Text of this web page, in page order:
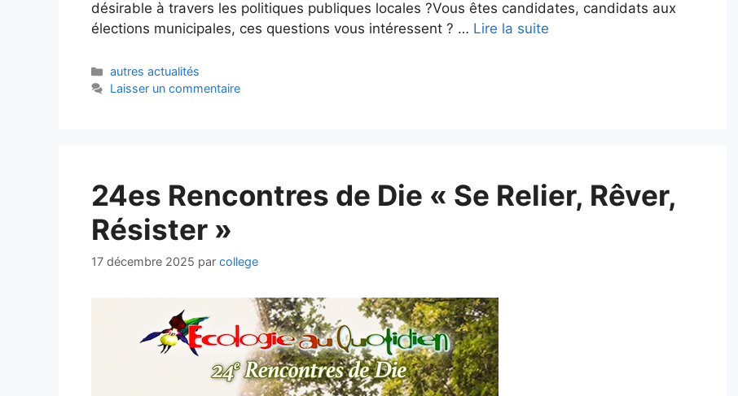
désirable à travers les politiques publiques locales ?Vous êtes candidates, candidats aux
élections municipales, ces questions vous intéressent ? … Lire la suite
Catégories
autres actualités
Laisser un commentaire
24es Rencontres de Die « Se Relier, Rêver,
Résister »
17 décembre 2025 par college